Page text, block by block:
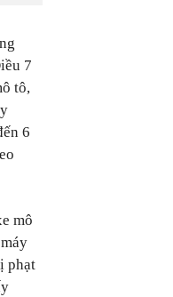
7
tô,
6
mô
phạt